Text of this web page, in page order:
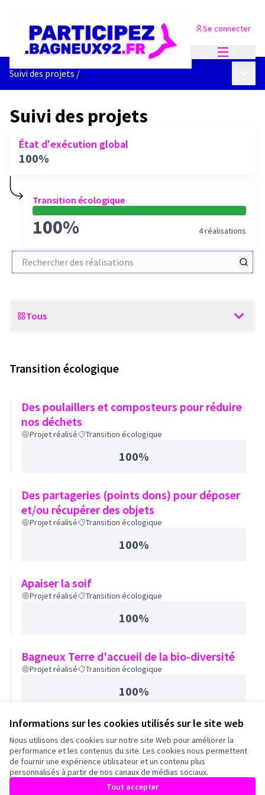
Informations sur les cookies utilisés sur le site web
Nous utilisons des cookies sur notre site Web pour améliorer la
performance et les contenus du site. Les cookies nous permettent
de fournir une expérience utilisateur et un contenu plus
personnalisés à partir de nos canaux de médias sociaux.
Tout accepter
Se connecter
Suivi des projets /
Suivi des projets
État d'exécution global
100%
Transition écologique
100% 4 réalisations
Rechercher des réalisations
Scope
Tous
Transition écologique
Des poulaillers et composteurs pour réduire
nos déchets
Projet réalisé Transition écologique
100%
Des partageries (points dons) pour déposer
et/ou récupérer des objets
Projet réalisé Transition écologique
100%
Apaiser la soif
Projet réalisé Transition écologique
100%
Bagneux Terre d'accueil de la bio-diversité
Projet réalisé Transition écologique
100%